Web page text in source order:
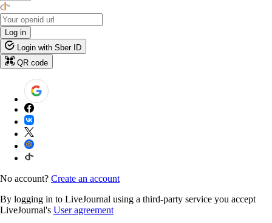
Log in
Login with Sber ID
QR code
No account? Create an account
By logging in to LiveJournal using a third-party service you accept
LiveJournal's User agreement